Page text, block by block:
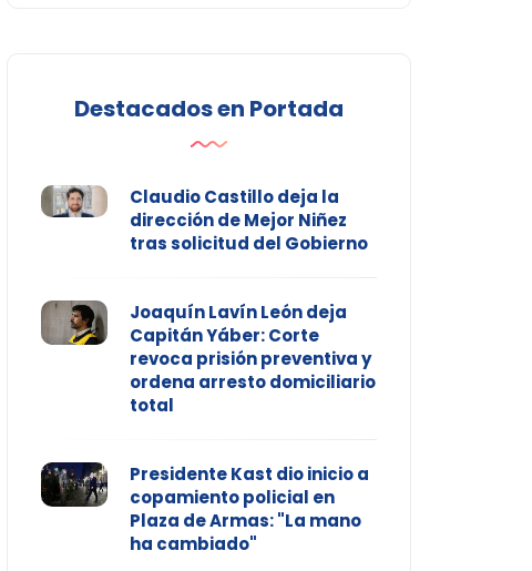
Destacados en Portada
Claudio Castillo deja la
dirección de Mejor Niñez
tras solicitud del Gobierno
Joaquín Lavín León deja
Capitán Yáber: Corte
revoca prisión preventiva y
ordena arresto domiciliario
total
Presidente Kast dio inicio a
copamiento policial en
Plaza de Armas: "La mano
ha cambiado"